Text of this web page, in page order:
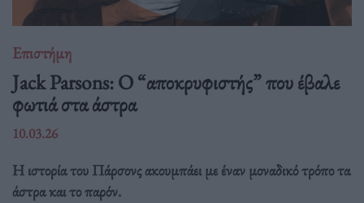
Επιστήμη
Jack Parsons: O “αποκρυφιστής” που έβαλε
φωτιά στα άστρα
10.03.26
Η ιστορία του Πάρσονς ακουμπάει με έναν μοναδικό τρόπο τα
άστρα και το παρόν.